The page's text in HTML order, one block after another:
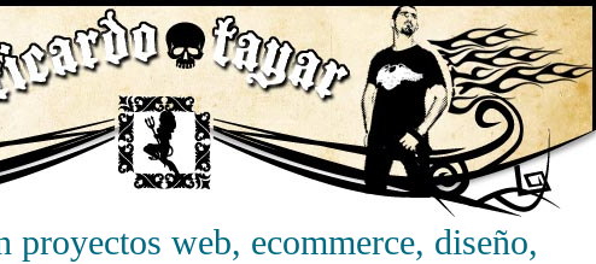
proyectos web, ecommerce, diseño,